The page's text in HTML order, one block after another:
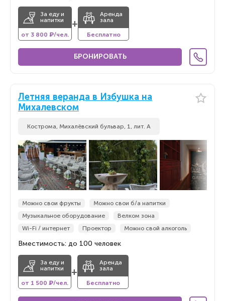
За еду и
напитки
от 3 800 ₽/чел.
+
Аренда
зала
Бесплатно
БРОНИРОВАТЬ
Летняя веранда в Избушка на
Михалевском
Кострома, Михалёвский бульвар, 1, лит. А
Можно свои фрукты
Можно свои б/а напитки
Музыкальное оборудование
Велком зона
Wi-Fi / интернет
Проектор Можно свой алкоголь
Вместимость: до 100 человек
За еду и
напитки
от 1 500 ₽/чел.
+
Аренда
зала
Бесплатно